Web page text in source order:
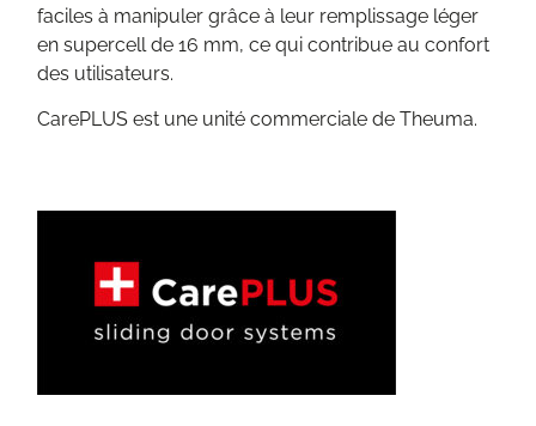
faciles à manipuler grâce à leur remplissage léger
en supercell de 16 mm, ce qui contribue au confort
des utilisateurs.
CarePLUS est une unité commerciale de Theuma.